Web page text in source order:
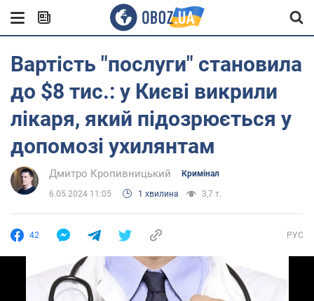
Вартість "послуги" становила
до $8 тис.: у Києві викрили
лікаря, який підозрюється у
допомозі ухилянтам
Дмитро Кропивницький Кримінал
6.05.2024 11:05 1 хвилина 3,7 т.
42 РУС